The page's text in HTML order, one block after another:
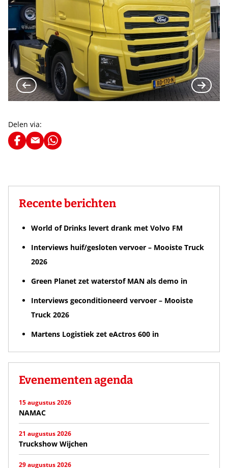
Delen via:
Recente berichten
World of Drinks levert drank met Volvo FM
Interviews huif/gesloten vervoer – Mooiste Truck
2026
Green Planet zet waterstof MAN als demo in
Interviews geconditioneerd vervoer – Mooiste
Truck 2026
Martens Logistiek zet eActros 600 in
Evenementen agenda
15 augustus 2026
NAMAC
21 augustus 2026
Truckshow Wijchen
29 augustus 2026